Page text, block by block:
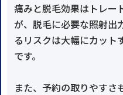
痛みと脱毛効果はトレー
が、脱毛に必要な照射出
るリスクは大幅にカット
です。
また、予約の取りやすさ